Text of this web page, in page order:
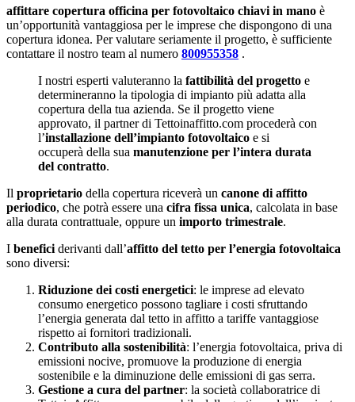
affittare copertura officina per fotovoltaico chiavi in mano è
un’opportunità vantaggiosa per le imprese che dispongono di una
copertura idonea. Per valutare seriamente il progetto, è sufficiente
contattare il nostro team al numero 800955358 .
I nostri esperti valuteranno la fattibilità del progetto e
determineranno la tipologia di impianto più adatta alla
copertura della tua azienda. Se il progetto viene
approvato, il partner di Tettoinaffitto.com procederà con
l’installazione dell’impianto fotovoltaico e si
occuperà della sua manutenzione per l’intera durata
del contratto.
Il proprietario della copertura riceverà un canone di affitto
periodico, che potrà essere una cifra fissa unica, calcolata in base
alla durata contrattuale, oppure un importo trimestrale.
I benefici derivanti dall’affitto del tetto per l’energia fotovoltaica
sono diversi:
Riduzione dei costi energetici: le imprese ad elevato
consumo energetico possono tagliare i costi sfruttando
l’energia generata dal tetto in affitto a tariffe vantaggiose
rispetto ai fornitori tradizionali.
Contributo alla sostenibilità: l’energia fotovoltaica, priva di
emissioni nocive, promuove la produzione di energia
sostenibile e la diminuzione delle emissioni di gas serra.
Gestione a cura del partner: la società collaboratrice di